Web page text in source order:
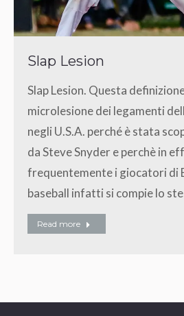
Slap Lesion
Slap Lesion. Questa
microlesione dei legamenti
negli U.S.A. perché è stata
da Steve Snyder e perchè in
frequentemente i giocatori di
baseball infatti si compie lo
Read more